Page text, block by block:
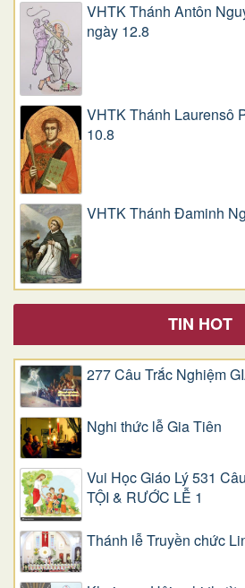
VHTK Thánh Antôn
ngày 12.8
VHTK Thánh Laurensô
10.8
VHTK Thánh Đaminh
TIN HOT
277 Câu Trắc Nghiệm
Nghi thức lễ Gia Tiên
Vui Học Giáo Lý 531
TỘI & RƯỚC LỄ 1
Thánh lễ Truyền chức